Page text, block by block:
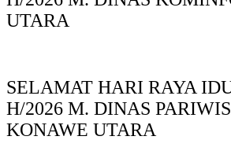
UTARA
SELAMAT HARI RAYA
H/2026 M. DINAS
KONAWE UTARA